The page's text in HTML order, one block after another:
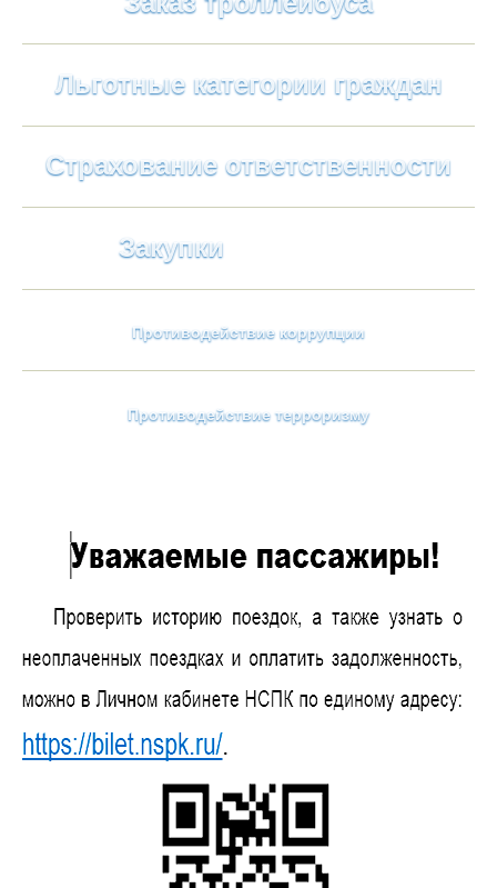
Льготные категории граждан
Страхование ответственности
Закупки
Противодействие коррупции
Противодействие терроризму